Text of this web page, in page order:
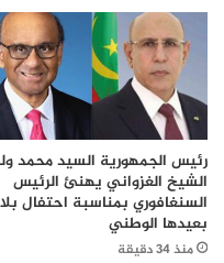
رئيس الجمهورية السيد محمد
الشيخ الغزواني يهنئ الرئيس
السنغافوري بمناسبة احتفال
بعيدها الوطني
منذ 34 دقيقة